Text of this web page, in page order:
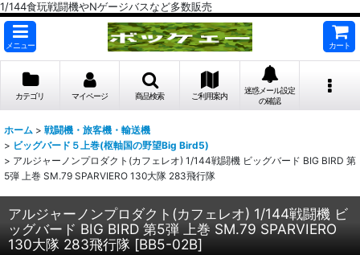
1/144食玩戦闘機やNゲージバスなど多数販売
メニュー カート
カテゴリ マイページ 商品検索 ご利用案内
迷惑メール設定
の確認
ホーム > 戦闘機・旅客機・輸送機
> ビッグバード５上巻(枢軸国の野望Big Bird5)
> アルジャーノンプロダクト(カフェレオ) 1/144戦闘機 ビッグバード BIG BIRD 第
5弾 上巻 SM.79 SPARVIERO 130大隊 283飛行隊
アルジャーノンプロダクト(カフェレオ) 1/144戦闘機 ビ
ッグバード BIG BIRD 第5弾 上巻 SM.79 SPARVIERO
130大隊 283飛行隊 [BB5-02B]